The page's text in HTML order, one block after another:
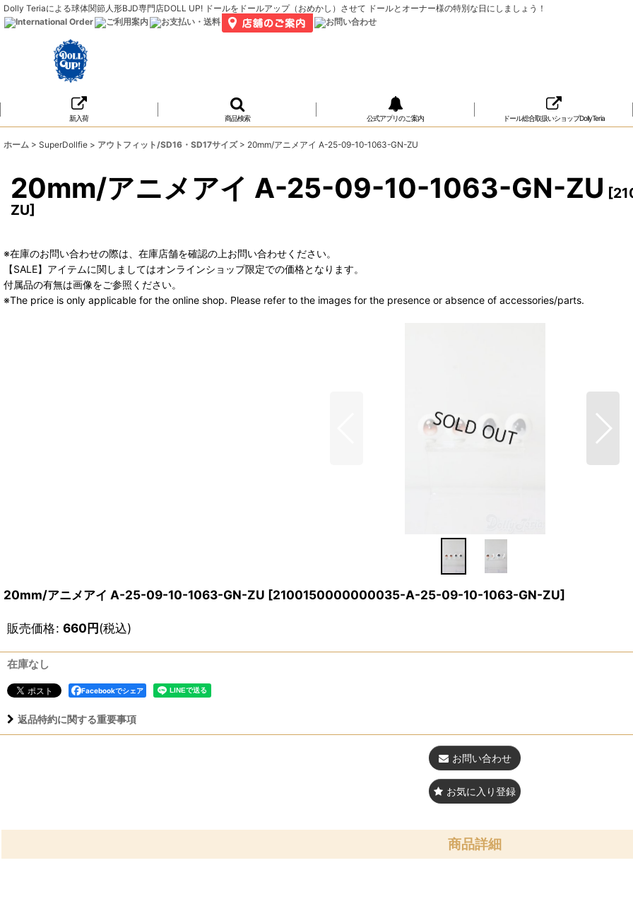
Dolly Teriaによる球体関節人形BJD専門店DOLL UP! ドールをドールアップ（おめかし）させて ドールとオーナー様の特別な日にしましょう！
新入荷 商品検索 公式アプリのご案内 ドール総合取扱いショップDollyTeria
ホーム > SuperDollfie > アウトフィット/SD16・SD17サイズ > 20mm/アニメアイ A-25-09-10-1063-GN-ZU
20mm/アニメアイ A-25-09-10-1063-GN-ZU [
ZU]
※在庫のお問い合わせの際は、在庫店舗を確認の上お問い合わせください。
【SALE】アイテムに関しましてはオンラインショップ限定での価格となります。
付属品の有無は画像をご参照ください。
※The price is only applicable for the online shop. Please refer to the images for the presence or absence of accessories/parts.
20mm/アニメアイ A-25-09-10-1063-GN-ZU [2100150000000035-A-25-09-10-1063-GN-ZU]
販売価格: 660円(税込)
在庫なし
Facebookでシェア
返品特約に関する重要事項
お問い合わせ
お気に入り登録
商品詳細